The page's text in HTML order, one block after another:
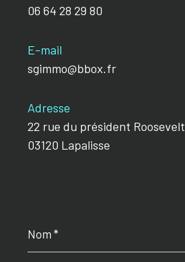
06 64 28 29 80
E-mail
sgimmo@bbox.fr
Adresse
22 rue du président Roosevelt
03120 Lapalisse
*